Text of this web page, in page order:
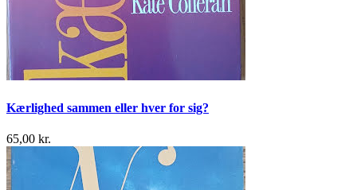
Kærlighed sammen eller hver for sig?
65,00 kr.